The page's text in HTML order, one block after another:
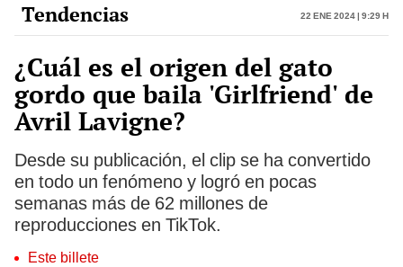
Tendencias 22 Ene 2024 | 9:29 h
¿Cuál es el origen del gato
gordo que baila 'Girlfriend' de
Avril Lavigne?
Desde su publicación, el clip se ha convertido
en todo un fenómeno y logró en pocas
semanas más de 62 millones de
reproducciones en TikTok.
Este billete